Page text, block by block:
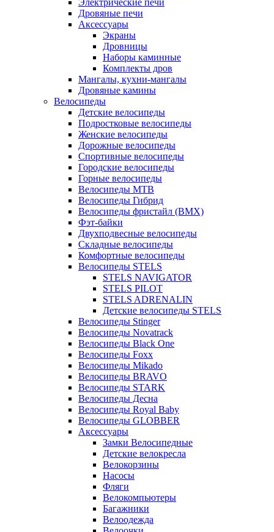
Электрические печи
Дровяные печи
Аксессуары
Экраны
Дровницы
Наборы каминные
Комплекты дров
Мангалы, кухни-мангалы
Дровяные камины
Велосипеды
Детские велосипеды
Подростковые велосипеды
Женские велосипеды
Дорожные велосипеды
Спортивные велосипеды
Городские велосипеды
Горные велосипеды
Велосипеды MTB
Велосипеды Гибрид
Велосипеды фристайл (BMX)
Фэт-байки
Двухподвесные велосипеды
Складные велосипеды
Комфортные велосипеды
Велосипеды STELS
STELS NAVIGATOR
STELS PILOT
STELS ADRENALIN
Детские велосипеды STELS
Велосипеды Stinger
Велосипеды Novatrack
Велосипеды Black One
Велосипеды Foxx
Велосипеды Mikado
Велосипеды BRAVO
Велосипеды STARK
Велосипеды Десна
Велосипеды Royal Baby
Велосипеды GLOBBER
Аксессуары
Замки Велосипедные
Детские велокресла
Велокорзины
Насосы
Фляги
Велокомпьютеры
Багажники
Велоодежда